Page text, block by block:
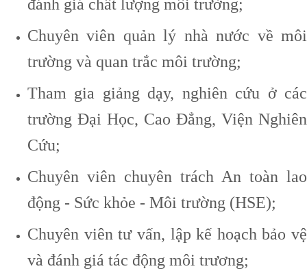
đánh giá chất lượng môi trường;
Chuyên viên quản lý nhà nước về môi
trường và quan trắc môi trường;
Tham gia giảng dạy, nghiên cứu ở các
trường Đại Học, Cao Đẳng, Viện Nghiên
Cứu;
Chuyên viên chuyên trách An toàn lao
động - Sức khỏe - Môi trường (HSE);
Chuyên viên tư vấn, lập kế hoạch bảo vệ
và đánh giá tác động môi trương;